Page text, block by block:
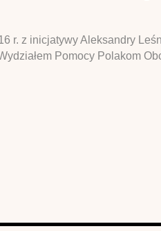
r. z inicjatywy Aleksandry
Pomocy Polakom